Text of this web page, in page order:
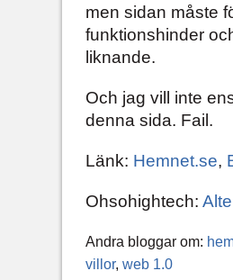
men sidan måste
funktionshinder
liknande.
Och jag vill inte
denna sida. Fail.
Länk: Hemnet.se,
Ohsohightech:
Andra bloggar om:
villor, web 1.0